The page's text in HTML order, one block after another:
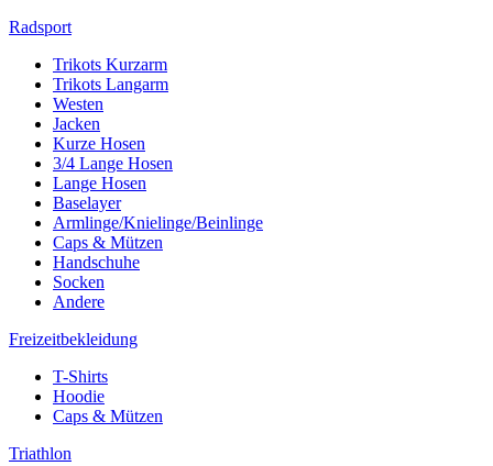
Radsport
Trikots Kurzarm
Trikots Langarm
Westen
Jacken
Kurze Hosen
3/4 Lange Hosen
Lange Hosen
Baselayer
Armlinge/Knielinge/Beinlinge
Caps & Mützen
Handschuhe
Socken
Andere
Freizeitbekleidung
T-Shirts
Hoodie
Caps & Mützen
Triathlon